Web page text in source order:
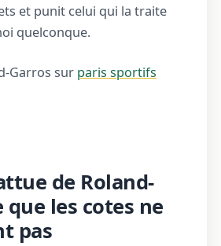
et punit celui qui la traite
quelconque.
Garros sur paris sportifs
de Roland-
que les cotes ne
pas